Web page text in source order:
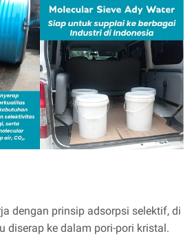
dengan prinsip adsorpsi selektif, di
diserap ke dalam pori-pori kristal.